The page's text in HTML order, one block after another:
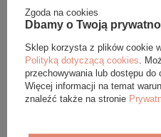
Złoty łańcuszek 585 Ankier
diamentowany 1 mm okrągłe
ogniwa regulowany długość
42 - 45 cm
939,00 zł
Zgoda na cookies
Dbamy o Twoją
Sklep korzysta z plików cookie
Polityką dotyczącą cookies .
przechowywania lub dostępu do
Więcej informacji na temat
znaleźć także na stronie